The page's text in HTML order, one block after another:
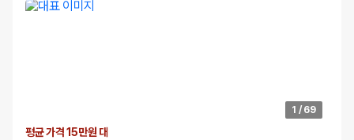
1 / 69
평균 가격 15만원 대